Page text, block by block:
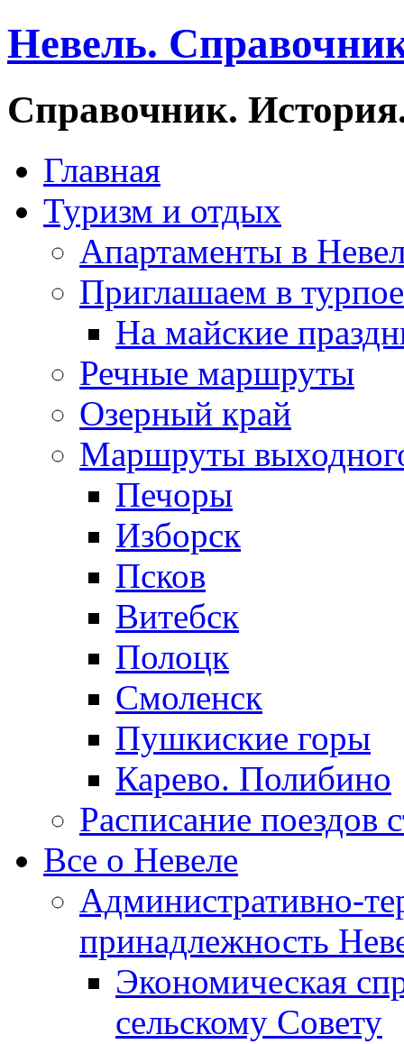
Невель.
Справочник.
Главная
Туризм и отдых
Апартаменты в
Приглашаем в
На майские
Речные маршруты
Озерный край
Маршруты
Печоры
Изборск
Псков
Витебск
Полоцк
Смоленск
Пушкиские горы
Карево. Полибино
Расписание поездов
Все о Невеле
Административно-
принадлежность
Экономическая
сельскому Совету